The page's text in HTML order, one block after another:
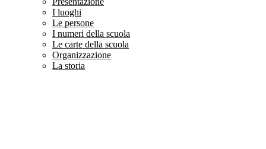
I luoghi
Le persone
I numeri della scuola
Le carte della scuola
Organizzazione
La storia